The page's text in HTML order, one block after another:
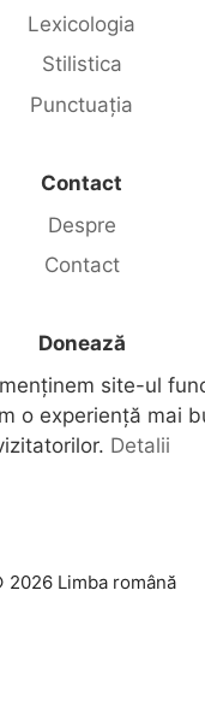
Lexicologia
Stilistica
Punctuația
Contact
Despre
Contact
Donează
site-ul
o experiență mai
Detalii
2026 Limba română